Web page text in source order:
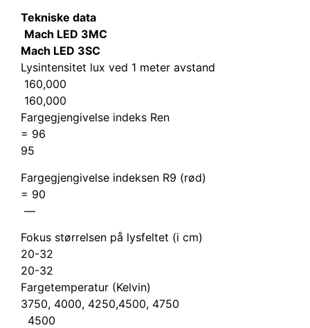
Tekniske data
Mach LED 3MC
Mach LED 3SC
Lysintensitet lux ved 1 meter avstand
160,000
160,000
Fargegjengivelse indeks Ren
= 96
95
Fargegjengivelse indeksen R9 (rød)
= 90
—
Fokus størrelsen på lysfeltet (i cm)
20-32
20-32
Fargetemperatur (Kelvin)
3750, 4000, 4250,4500, 4750
4500